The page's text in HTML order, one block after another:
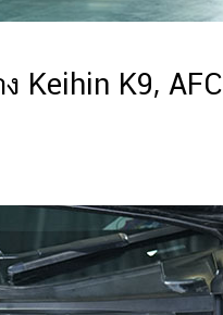
Keihin K9, AFC